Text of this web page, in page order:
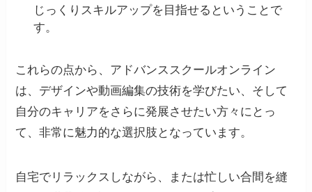
じっくりスキルアップを目指せるということで
す。
これらの点から、アドバンススクールオンライン
は、デザインや動画編集の技術を学びたい、そして
自分のキャリアをさらに発展させたい方々にとっ
て、非常に魅力的な選択肢となっています。
自宅でリラックスしながら、または忙しい合間を縫